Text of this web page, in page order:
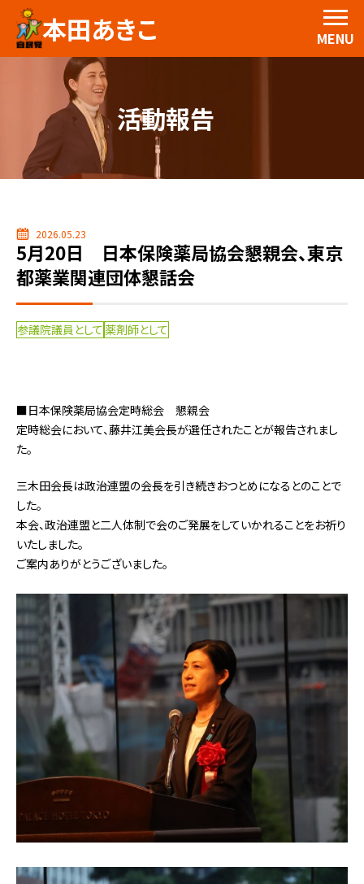
本田あきこ MENU
活動報告
2026.05.23
5月20日 日本保険薬局協会懇親会、東京
都薬業関連団体懇話会
参議院議員として 薬剤師として
■日本保険薬局協会定時総会 懇親会
定時総会において、藤井江美会長が選任されたことが報告されまし
た。
三木田会長は政治連盟の会長を引き続きおつとめになるとのことで
した。
本会、政治連盟と二人体制で会のご発展をしていかれることをお祈り
いたしました。
ご案内ありがとうございました。